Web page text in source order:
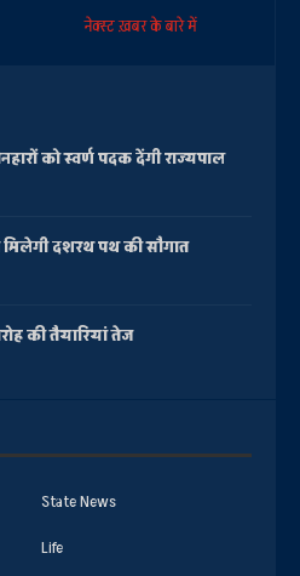
State News
Life
नेक्स्ट ख़बर के बारे में
को स्वर्ण पदक देंगी राज्यपाल
दशरथ पथ की सौगात
की तैयारियां तेज